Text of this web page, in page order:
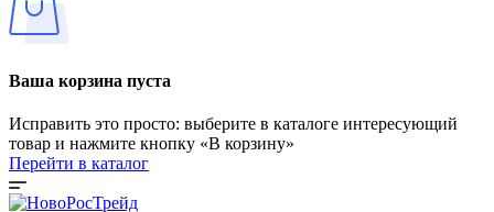
Ваша корзина пуста
Исправить это просто: выберите в каталоге интересующий
товар и нажмите кнопку «В корзину»
Перейти в каталог